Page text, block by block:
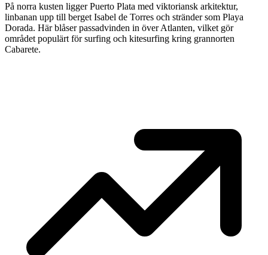
På norra kusten ligger Puerto Plata med viktoriansk arkitektur,
linbanan upp till berget Isabel de Torres och stränder som Playa
Dorada. Här blåser passadvinden in över Atlanten, vilket gör
området populärt för surfing och kitesurfing kring grannorten
Cabarete.